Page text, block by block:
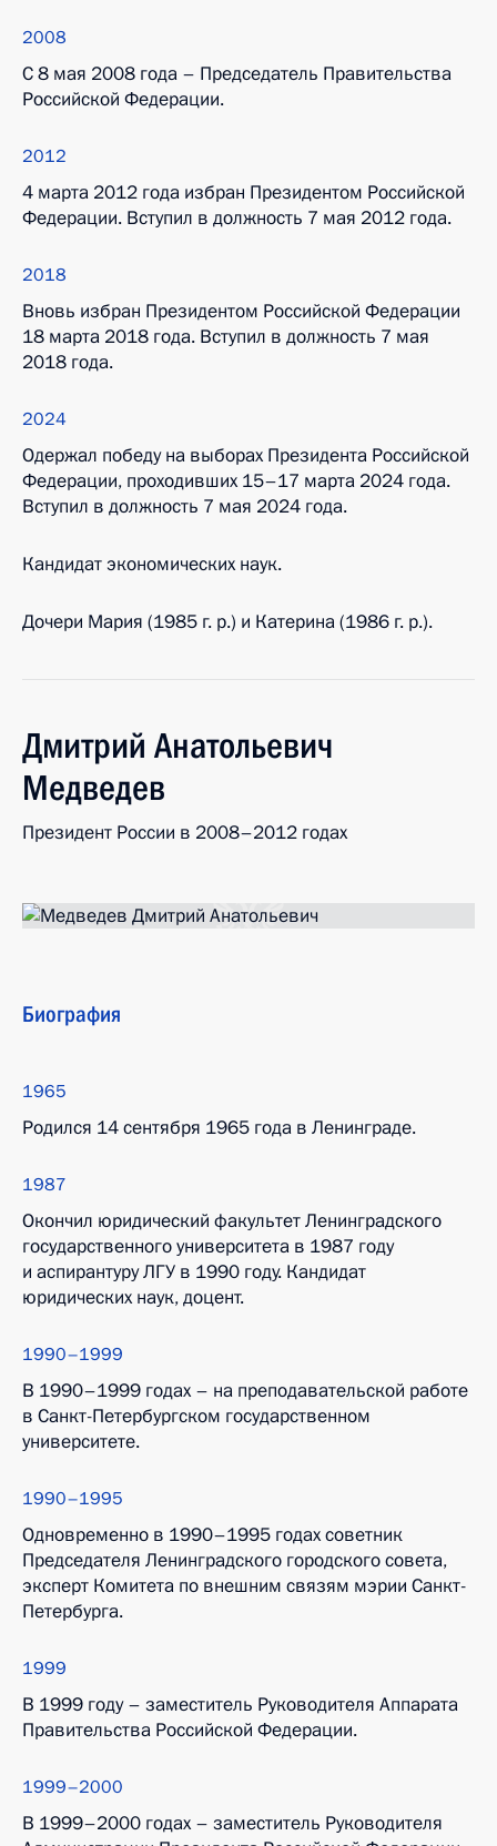
2008
С 8 мая 2008 года – Председатель Правительства
Российской Федерации.
2012
4 марта 2012 года избран Президентом Российской
Федерации. Вступил в должность 7 мая 2012 года.
2018
Вновь избран Президентом Российской Федерации
18 марта 2018 года. Вступил в должность 7 мая
2018 года.
2024
Одержал победу на выборах Президента Российской
Федерации, проходивших 15–17 марта 2024 года.
Вступил в должность 7 мая 2024 года.
Кандидат экономических наук.
Дочери Мария (1985 г. р.) и Катерина (1986 г. р.).
Дмитрий Анатольевич
Медведев
Президент России в 2008–2012 годах
Биография
1965
Родился 14 сентября 1965 года в Ленинграде.
1987
Окончил юридический факультет Ленинградского
государственного университета в 1987 году
и аспирантуру ЛГУ в 1990 году. Кандидат
юридических наук, доцент.
1990–1999
В 1990–1999 годах – на преподавательской работе
в Санкт-Петербургском государственном
университете.
1990–1995
Одновременно в 1990–1995 годах советник
Председателя Ленинградского городского совета,
эксперт Комитета по внешним связям мэрии Санкт-
Петербурга.
1999
В 1999 году – заместитель Руководителя Аппарата
Правительства Российской Федерации.
1999–2000
В 1999–2000 годах – заместитель Руководителя